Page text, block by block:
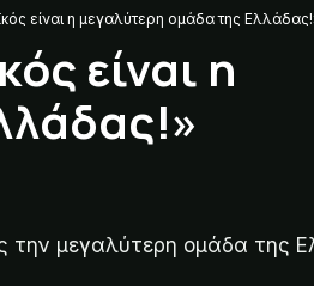
είναι η μεγαλύτερη ομάδα της
είναι η
την μεγαλύτερη ομάδα της